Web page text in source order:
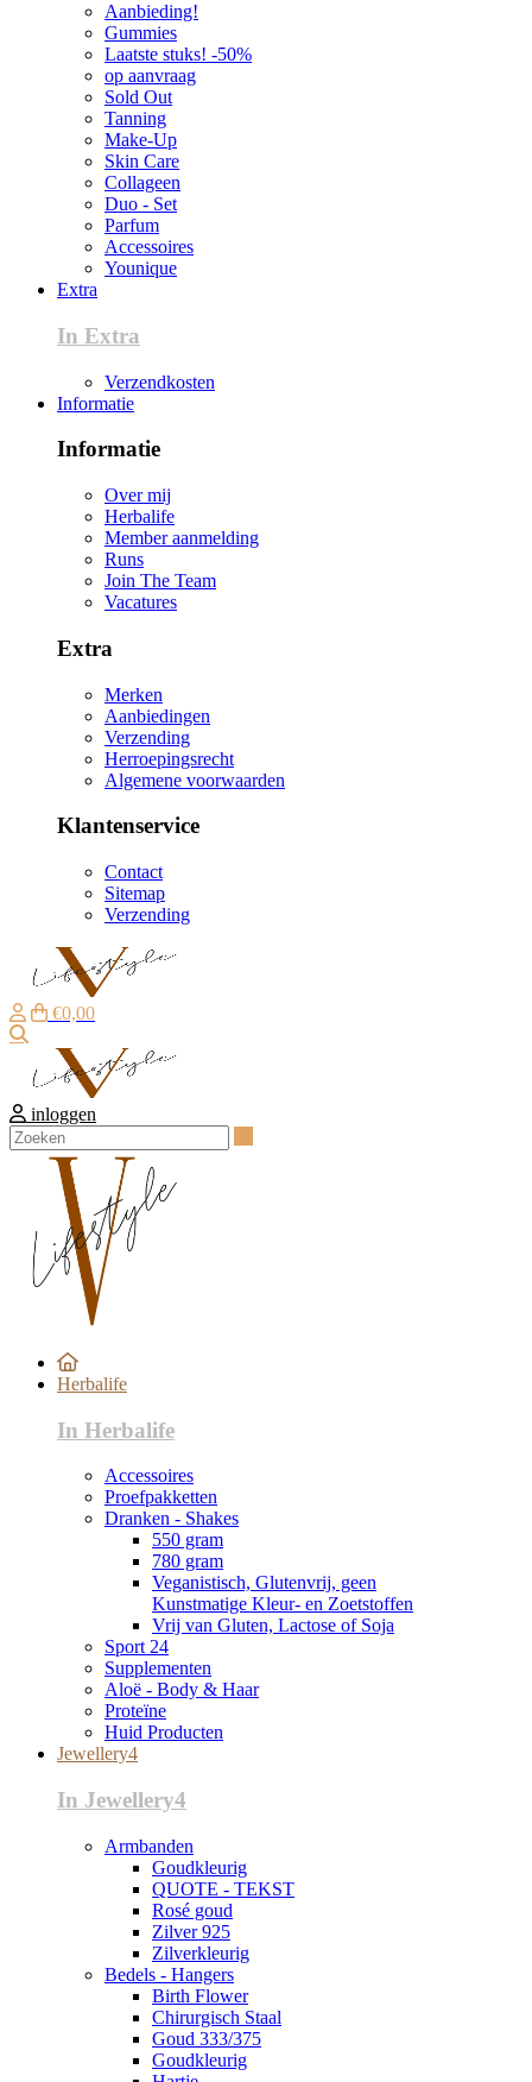
Aanbieding!
Gummies
Laatste stuks! -50%
op aanvraag
Sold Out
Tanning
Make-Up
Skin Care
Collageen
Duo - Set
Parfum
Accessoires
Younique
Extra
In Extra
Verzendkosten
Informatie
Informatie
Over mij
Herbalife
Member aanmelding
Runs
Join The Team
Vacatures
Extra
Merken
Aanbiedingen
Verzending
Herroepingsrecht
Algemene voorwaarden
Klantenservice
Contact
Sitemap
Verzending
€0,00
inloggen
Herbalife
In Herbalife
Accessoires
Proefpakketten
Dranken - Shakes
550 gram
780 gram
Veganistisch, Glutenvrij, geen
Kunstmatige Kleur- en Zoetstoffen
Vrij van Gluten, Lactose of Soja
Sport 24
Supplementen
Aloë - Body & Haar
Proteïne
Huid Producten
Jewellery4
In Jewellery4
Armbanden
Goudkleurig
QUOTE - TEKST
Rosé goud
Zilver 925
Zilverkleurig
Bedels - Hangers
Birth Flower
Chirurgisch Staal
Goud 333/375
Goudkleurig